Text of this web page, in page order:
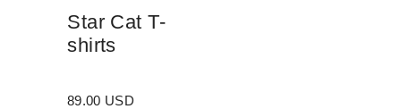
Star Cat T-
shirts
89.00 USD